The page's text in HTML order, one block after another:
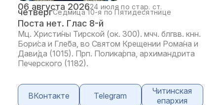
06 августа 202624 июля по стар. ст.
четвергСедмица 10-я по Пятидесятнице
Поста нет. Глас 8-й
Мц. Христи́ны Тирской (ок. 300). мчч. блгвв. кнн.
Бори́са и Гле́ба, во Святом Крещении Рома́на и
Дави́да (1015). Прп. Полика́рпа, архимандрита
Печерского (1182).
ВКонтакте Telegram
Читинская
епархия